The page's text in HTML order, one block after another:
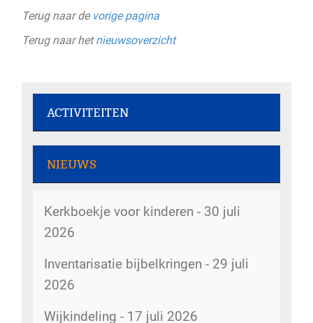
Terug naar de vorige pagina
Terug naar hetnieuwsoverzicht
ACTIVITEITEN
Rommelmarkt - 7 augustus 2026
Dorpsstraat 207
Rommelmarkt - 8 augustus 2026
Dorpsstraat 207
De kerk is open - 8 augustus 2026
kerk
Rommelmarkt - 12 augustus 2026
NIEUWS
Kerkboekje voor kinderen - 30 juli
2026
Inventarisatie bijbelkringen - 29 juli
2026
Wijkindeling - 17 juli 2026